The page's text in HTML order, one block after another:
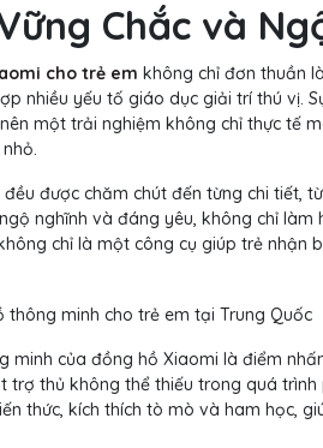
Chắc và
cho trẻ em không chỉ đơn thuần
nhiều yếu tố giáo dục giải trí thú vị.
một trải nghiệm không chỉ thực tế
được chăm chút đến từng chi tiết,
nghĩnh và đáng yêu, không chỉ
chỉ là một công cụ giúp trẻ nhận
minh của đồng hồ Xiaomi là điểm
trợ thủ không thể thiếu trong quá
thức, kích thích tò mò và ham học,